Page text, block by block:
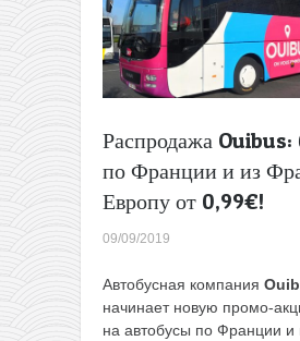
в
одной
поездке
Варшавы
за
Распродажа Ouibus:
по Франции и из
Европу от 0,99€!
09/09/2019
Автобусная компания
начинает новую промо-
на автобусы по Франции и